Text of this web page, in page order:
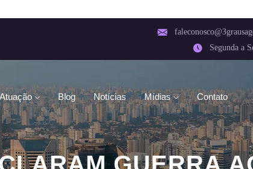
Segunda a
Blog Notícias Mídias Contato